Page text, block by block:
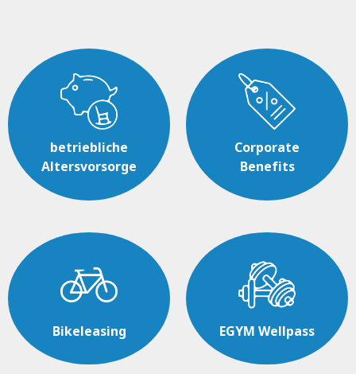
betriebliche
Altersvorsorge
Bikeleasing
Corporate
Benefits
EGYM Wellpass